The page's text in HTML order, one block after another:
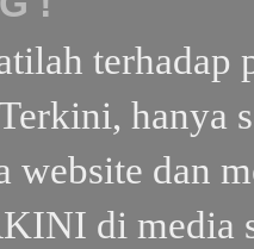
terhadap
hanya
website dan
di media